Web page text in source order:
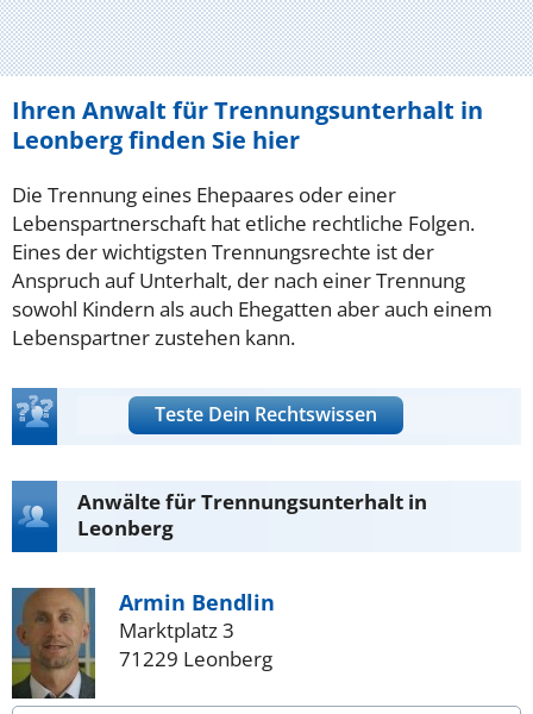
Ihren Anwalt für Trennungsunterhalt in
Leonberg finden Sie hier
Die Trennung eines Ehepaares oder einer
Lebenspartnerschaft hat etliche rechtliche Folgen.
Eines der wichtigsten Trennungsrechte ist der
Anspruch auf Unterhalt, der nach einer Trennung
sowohl Kindern als auch Ehegatten aber auch einem
Lebenspartner zustehen kann.
Teste Dein Rechtswissen
Anwälte für Trennungsunterhalt in
Leonberg
Armin Bendlin
Marktplatz 3
71229 Leonberg